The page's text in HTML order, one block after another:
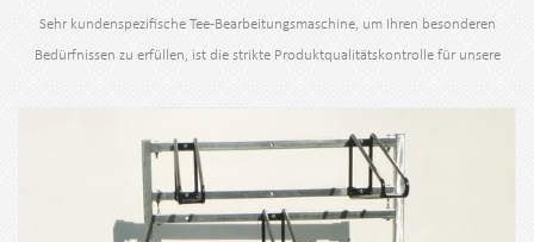
Sehr kundenspezifische Tee-Bearbeitungsmaschine, um Ihren besonderen
Bedürfnissen zu erfüllen, ist die strikte Produktqualitätskontrolle für unsere